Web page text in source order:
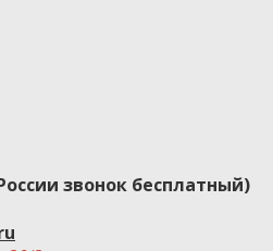
звонок бесплатный)